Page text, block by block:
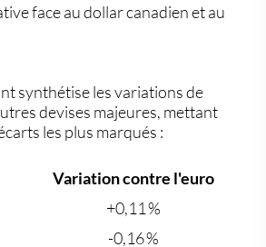
face au dollar canadien et au
synthétise les variations de
devises majeures, mettant
les plus marqués :
Variation contre l'euro
+0,11 %
-0,16 %